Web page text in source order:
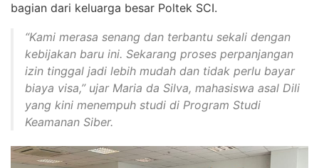
bagian dari keluarga besar Poltek SCI.
“Kami merasa senang dan terbantu sekali dengan
kebijakan baru ini. Sekarang proses perpanjangan
izin tinggal jadi lebih mudah dan tidak perlu bayar
biaya visa,” ujar Maria da Silva, mahasiswa asal Dili
yang kini menempuh studi di Program Studi
Keamanan Siber.